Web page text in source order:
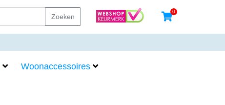
Zoeken
0
Woonaccessoires